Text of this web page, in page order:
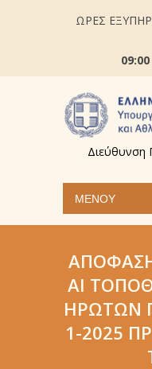
ΩΡΕΣ
09:00
Διεύθυνση
ΜΕΝΟΎ
ΑΙ
ΗΡΩΤΏΝ
1-2025